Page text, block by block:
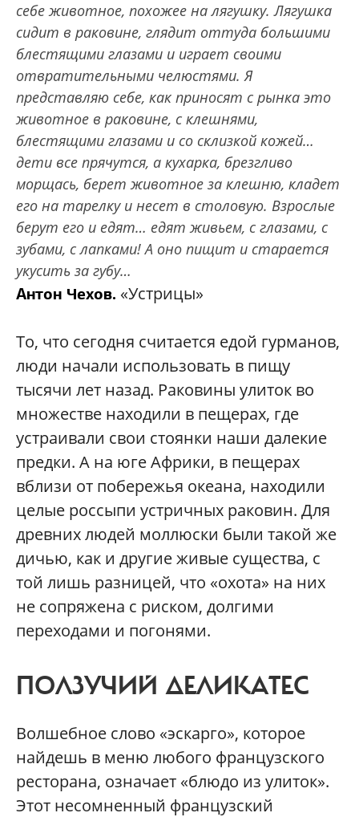
себе животное, похожее на лягушку. Лягушка
сидит в раковине, глядит оттуда большими
блестящими глазами и играет своими
отвратительными челюстями. Я
представляю себе, как приносят с рынка это
животное в раковине, с клешнями,
блестящими глазами и со склизкой кожей…
дети все прячутся, а кухарка, брезгливо
морщась, берет животное за клешню, кладет
его на тарелку и несет в столовую. Взрослые
берут его и едят… едят живьем, с глазами, с
зубами, с лапками! А оно пищит и старается
укусить за губу…
Антон Чехов. «Устрицы»
То, что сегодня считается едой гурманов,
люди начали использовать в пищу
тысячи лет назад. Раковины улиток во
множестве находили в пещерах, где
устраивали свои стоянки наши далекие
предки. А на юге Африки, в пещерах
вблизи от побережья океана, находили
целые россыпи устричных раковин. Для
древних людей моллюски были такой же
дичью, как и другие живые существа, с
той лишь разницей, что «охота» на них
не сопряжена с риском, долгими
переходами и погонями.
ПОЛЗУЧИЙ ДЕЛИКАТЕС
Волшебное слово «эскарго», которое
найдешь в меню любого французского
ресторана, означает «блюдо из улиток».
Этот несомненный французский